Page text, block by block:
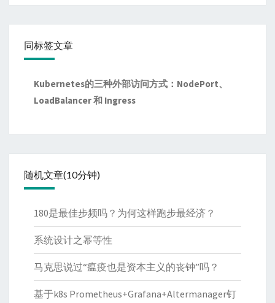
同标签文章
Kubernetes的三种外部访问方式：NodePort、
LoadBalancer 和 Ingress
随机文章(10分钟)
180是最佳步频吗？为何这样跑步最经济？
系统设计之幂等性
马克思说过“瘟疫也是资本主义的丧钟”吗？
基于k8s Prometheus+Grafana+Altermanager钉